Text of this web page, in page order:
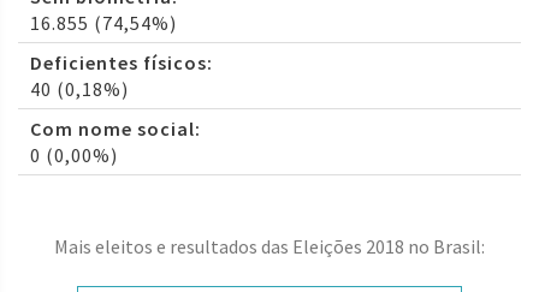
16.855 (74,54%)
Deficientes físicos:
40 (0,18%)
Com nome social:
0 (0,00%)
Mais eleitos e resultados das Eleições 2018 no Brasil: